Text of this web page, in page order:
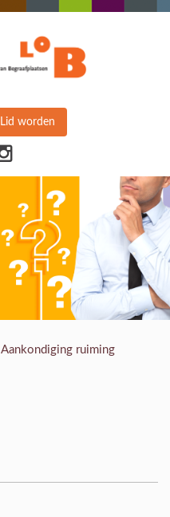
Lid worden
Aankondiging ruiming